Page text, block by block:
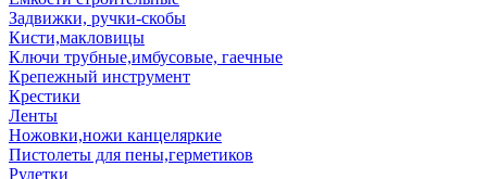
Задвижки, ручки-скобы
Кисти,макловицы
Ключи трубные,имбусовые, гаечные
Крепежный инструмент
Крестики
Ленты
Ножовки,ножи канцеляркие
Пистолеты для пены,герметиков
Рулетки